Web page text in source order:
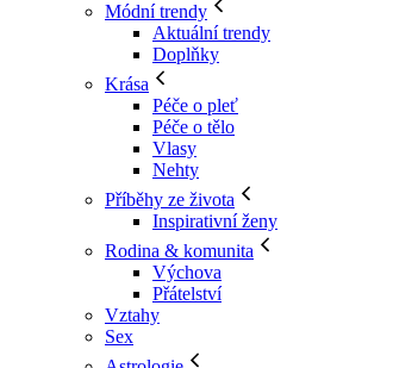
Módní trendy
Aktuální trendy
Doplňky
Krása
Péče o pleť
Péče o tělo
Vlasy
Nehty
Příběhy ze života
Inspirativní ženy
Rodina & komunita
Výchova
Přátelství
Vztahy
Sex